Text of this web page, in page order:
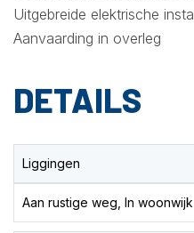
Uitgebreide elektrische
Aanvaarding in overleg
DETAILS
Liggingen
Aan rustige weg, In woonwijk